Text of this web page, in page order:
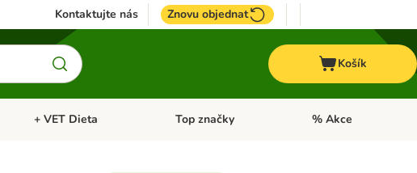
Kontaktujte nás Znovu objednat
Košík
Otevřít menu: Koně
+ VET Dieta Otevřít menu: + VET Dieta
Top značky Otevřít menu: Top
% Akce